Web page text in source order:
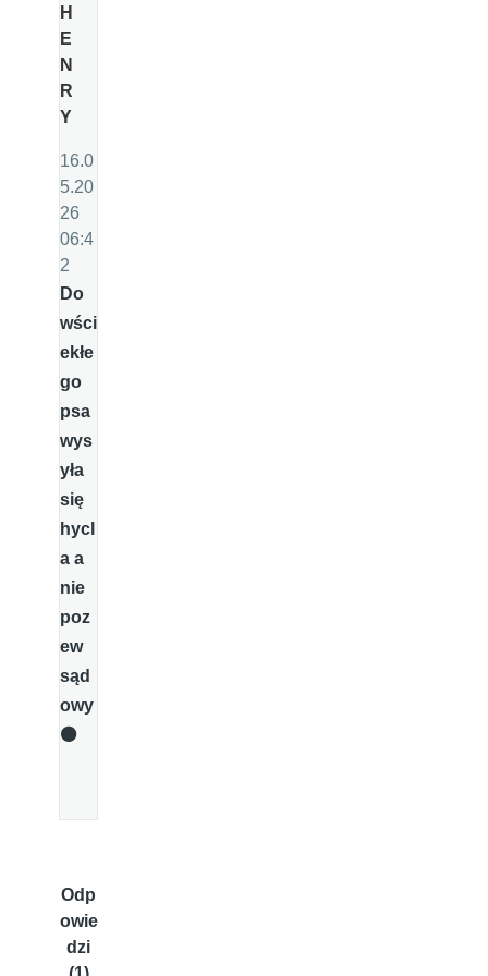
H
E
N
R
Y
16.0
5.20
26
06:4
2
Do
wści
ekłe
go
psa
wys
yła
się
hycl
a a
nie
poz
ew
sąd
owy
⚫️
Odp
owie
dzi